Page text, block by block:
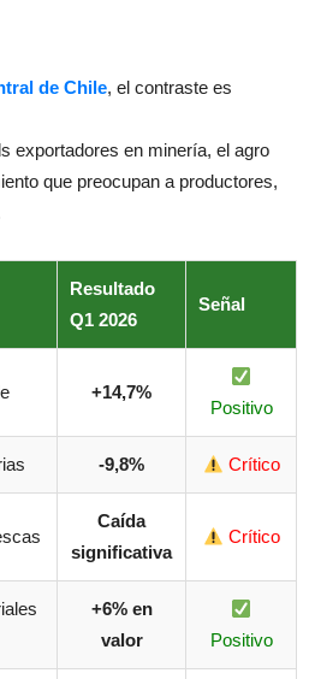
de Chile, el contraste es
exportadores en minería, el agro
que preocupan a productores,
Resultado
Q1 2026
Señal
+14,7%
Positivo
-9,8% Crítico
Caída
significativa
Crítico
+6% en
valor
Positivo